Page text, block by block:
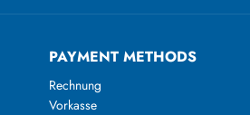
PAYMENT METHODS
Rechnung
Vorkasse